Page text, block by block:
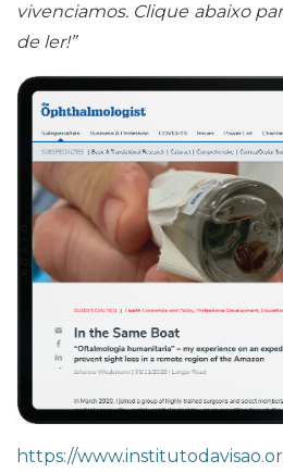
vivenciamos. Clique abaixo
de ler!”
https://